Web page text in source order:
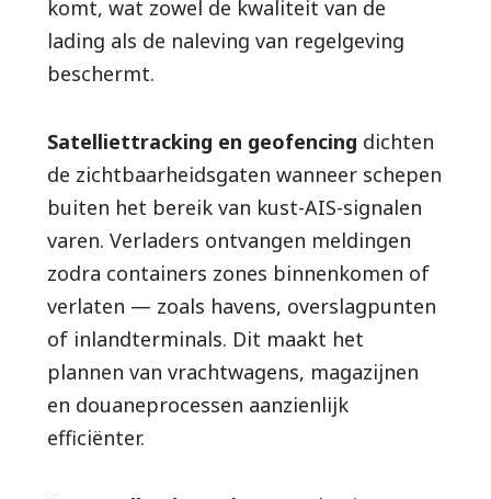
komt, wat zowel de kwaliteit van de
lading als de naleving van regelgeving
beschermt.
Satelliettracking en geofencing dichten
de zichtbaarheidsgaten wanneer schepen
buiten het bereik van kust-AIS-signalen
varen. Verladers ontvangen meldingen
zodra containers zones binnenkomen of
verlaten — zoals havens, overslagpunten
of inlandterminals. Dit maakt het
plannen van vrachtwagens, magazijnen
en douaneprocessen aanzienlijk
efficiënter.